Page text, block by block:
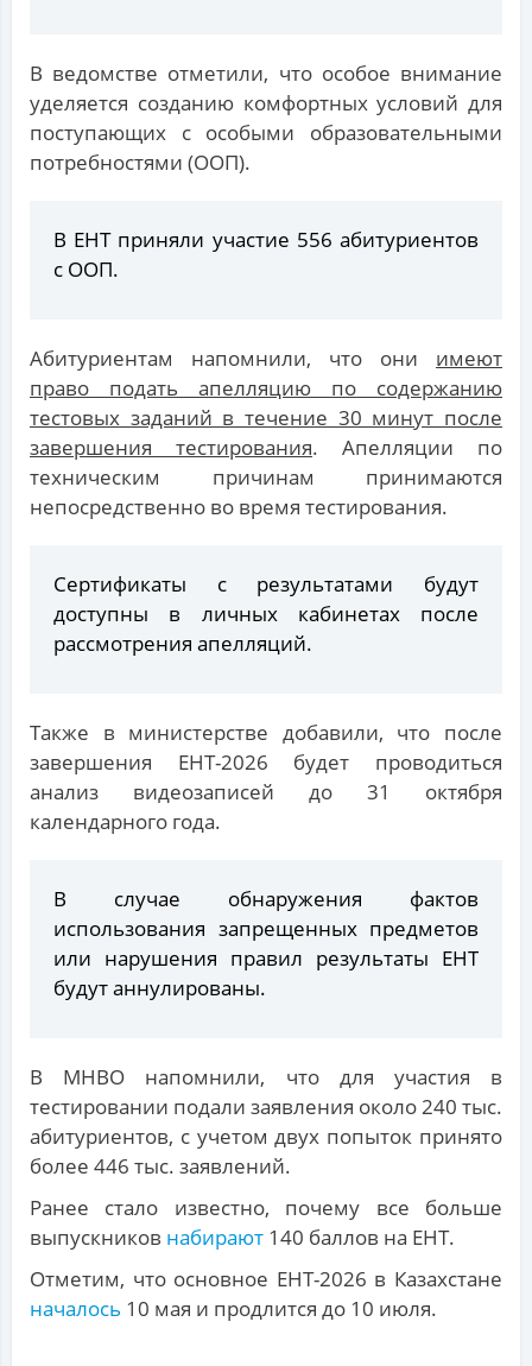
В ведомстве отметили, что особое внимание
уделяется созданию комфортных условий для
поступающих с особыми образовательными
потребностями (ООП).
В ЕНТ приняли участие 556 абитуриентов
с ООП.
Абитуриентам напомнили, что они имеют
право подать апелляцию по содержанию
тестовых заданий в течение 30 минут после
завершения тестирования. Апелляции по
техническим причинам принимаются
непосредственно во время тестирования.
Сертификаты с результатами будут
доступны в личных кабинетах после
рассмотрения апелляций.
Также в министерстве добавили, что после
завершения ЕНТ-2026 будет проводиться
анализ видеозаписей до 31 октября
календарного года.
В случае обнаружения фактов
использования запрещенных предметов
или нарушения правил результаты ЕНТ
будут аннулированы.
В МНВО напомнили, что для участия в
тестировании подали заявления около 240 тыс.
абитуриентов, с учетом двух попыток принято
более 446 тыс. заявлений.
Ранее стало известно, почему все больше
выпускников набирают 140 баллов на ЕНТ.
Отметим, что основное ЕНТ-2026 в Казахстане
началось 10 мая и продлится до 10 июля.